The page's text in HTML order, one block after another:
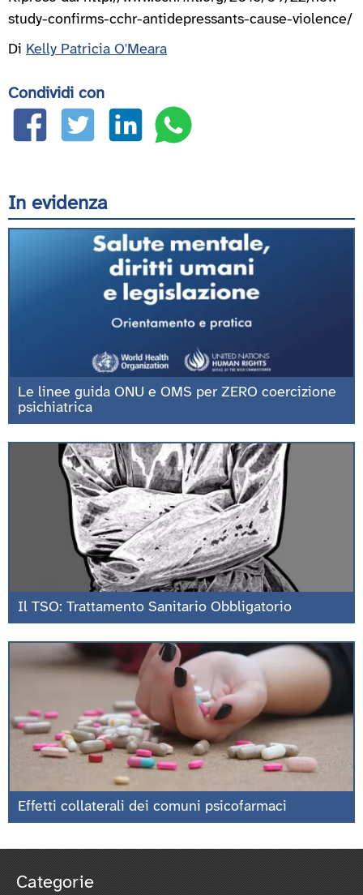
study-confirms-cchr-antidepressants-cause-violence/
Di Kelly Patricia O'Meara
Condividi con
In evidenza
Le linee guida ONU e OMS per ZERO coercizione
psichiatrica
Il TSO: Trattamento Sanitario Obbligatorio
Effetti collaterali dei comuni psicofarmaci
Categorie